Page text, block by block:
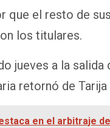
que el resto de
los titulares.
jueves a la
retornó de
en el arbitraje